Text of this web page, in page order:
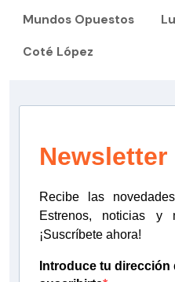
Mundos Opuestos
Coté López
Newsletter
Recibe las
Estrenos, noticias y
¡Suscríbete ahora!
Introduce tu dirección